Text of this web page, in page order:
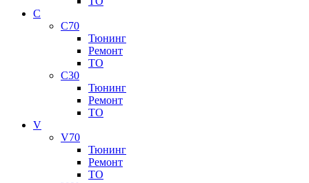
C
C70
Тюнинг
Ремонт
ТО
C30
Тюнинг
Ремонт
ТО
V
V70
Тюнинг
Ремонт
ТО